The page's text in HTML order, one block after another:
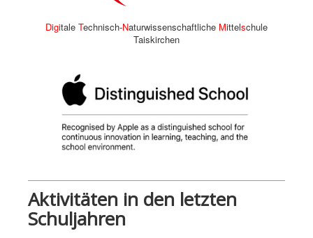
Digitale Technisch-Naturwissenschaftliche Mittelschule
Taiskirchen
Aktivitäten in den letzten
Schuljahren